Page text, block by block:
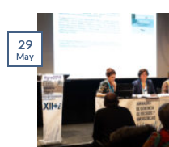
29
May